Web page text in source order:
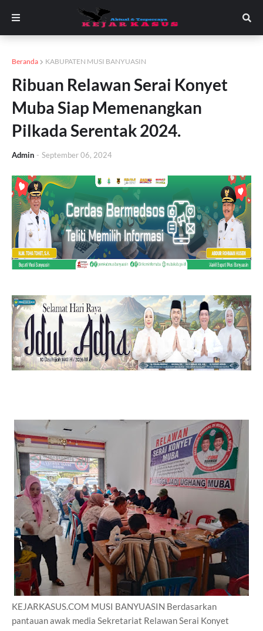
Beranda KABUPATEN MUSI BANYUASIN
Ribuan Relawan Serai Konyet
Muba Siap Memenangkan
Pilkada Serentak 2024.
Admin - September 06, 2024
KEJARKASUS.COM MUSI BANYUASIN Berdasarkan
pantauan awak media Sekretariat Relawan Serai Konyet